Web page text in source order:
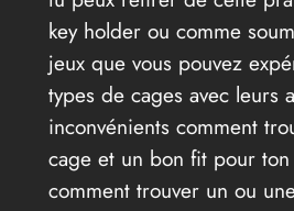
key holder ou comme
jeux que vous pouvez
types de cages avec leurs
inconvénients comment
cage et un bon fit pour ton
comment trouver un ou